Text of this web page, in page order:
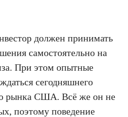
должен принимать
самостоятельно на
При этом опытные
сегодняшнего
рынка США. Всё же он не
поэтому поведение